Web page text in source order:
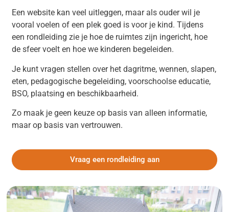
Een website kan veel uitleggen, maar als ouder wil je
vooral voelen of een plek goed is voor je kind. Tijdens
een rondleiding zie je hoe de ruimtes zijn ingericht, hoe
de sfeer voelt en hoe we kinderen begeleiden.
Je kunt vragen stellen over het dagritme, wennen, slapen,
eten, pedagogische begeleiding, voorschoolse educatie,
BSO, plaatsing en beschikbaarheid.
Zo maak je geen keuze op basis van alleen informatie,
maar op basis van vertrouwen.
Vraag een rondleiding aan